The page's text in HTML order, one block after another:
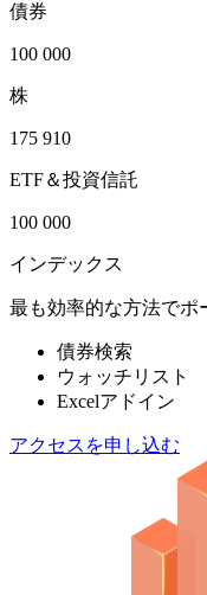
債券
100 000
株
175 910
ETF＆投資信託
100 000
インデックス
最も効率的な方法でポ
債券検索
ウォッチリスト
Excelアドイン
アクセスを申し込む